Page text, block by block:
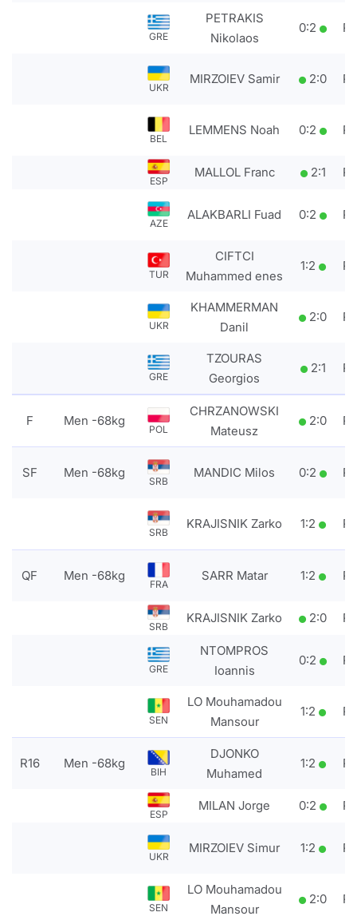
GRE
PETRAKIS
Nikolaos
0:2
UKR
MIRZOIEV Samir 2:0
BEL
LEMMENS Noah 0:2
ESP
MALLOL Franc 2:1
AZE
ALAKBARLI Fuad 0:2
TUR
CIFTCI
Muhammed enes
1:2
UKR
KHAMMERMAN
Danil
2:0
GRE
TZOURAS
Georgios
2:1
F Men -68kg
POL
CHRZANOWSKI
Mateusz
2:0
SF Men -68kg
SRB
MANDIC Milos 0:2
SRB
KRAJISNIK Zarko 1:2
QF Men -68kg
FRA
SARR Matar 1:2
SRB
KRAJISNIK Zarko 2:0
GRE
NTOMPROS
Ioannis
0:2
SEN
LO Mouhamadou
Mansour
1:2
R16 Men -68kg
BIH
DJONKO
Muhamed
1:2
ESP
MILAN Jorge 0:2
UKR
MIRZOIEV Simur 1:2
SEN
LO Mouhamadou
Mansour
2:0